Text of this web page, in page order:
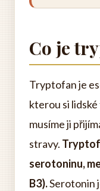
Co je
Tryptofan je
kterou si
musíme ji
stravy.
serotoninu,
B3).Serotonin